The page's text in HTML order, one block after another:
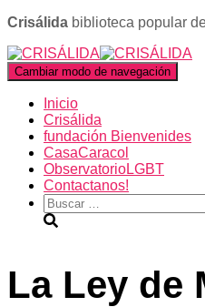
Crisálida biblioteca popular
Cambiar modo de navegación
Inicio
Crisálida
fundación Bienvenides
CasaCaracol
ObservatorioLGBT
Contactanos!
Buscar:
La Ley de